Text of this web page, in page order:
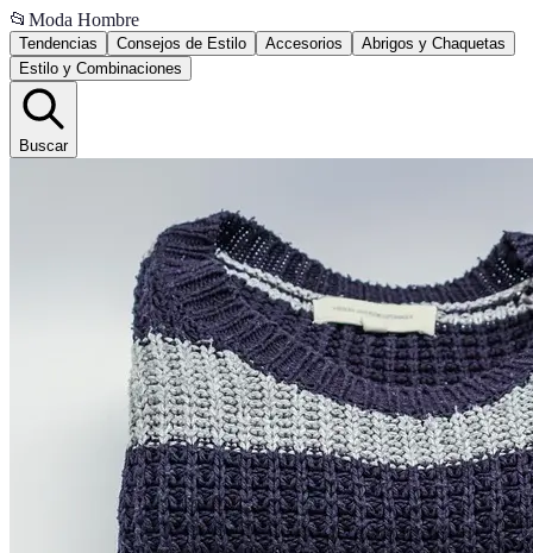
📂 Moda Hombre
Tendencias Consejos de Estilo Accesorios
Abrigos y Chaquetas
Estilo y Combinaciones
Buscar